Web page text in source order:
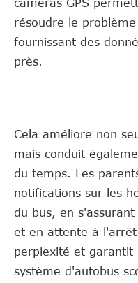
caméras GPS
résoudre le
fournissant des
près.
Cela améliore non
mais conduit
du temps. Les
notifications sur les
du bus, en
et en attente à l'arrêt
perplexité et garantit
système d'autobus